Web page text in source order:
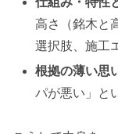
高さ（銘木と
選択肢、施工
根拠の薄い思
パが悪い」と